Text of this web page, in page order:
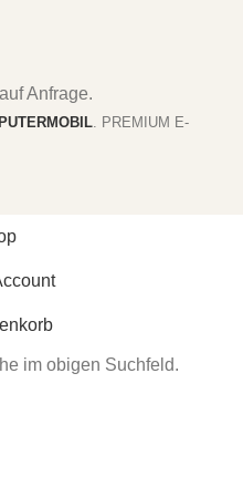
Anfrage.
. PREMIUM E-
im obigen Suchfeld.